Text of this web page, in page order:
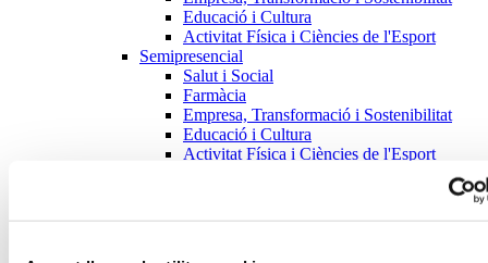
Educació i Cultura
Activitat Física i Ciències de l'Esport
Semipresencial
Salut i Social
Farmàcia
Empresa, Transformació i Sostenibilitat
Educació i Cultura
Activitat Física i Ciències de l'Esport